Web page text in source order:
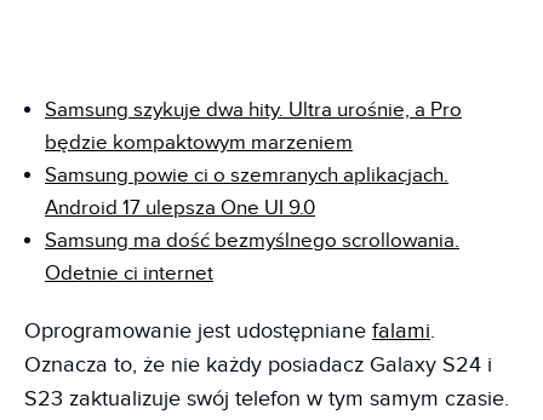
Samsung szykuje dwa hity. Ultra urośnie, a Pro
będzie kompaktowym marzeniem
Samsung powie ci o szemranych aplikacjach.
Android 17 ulepsza One UI 9.0
Samsung ma dość bezmyślnego scrollowania.
Odetnie ci internet
Oprogramowanie jest udostępniane falami.
Oznacza to, że nie każdy posiadacz Galaxy S24 i
S23 zaktualizuje swój telefon w tym samym czasie.